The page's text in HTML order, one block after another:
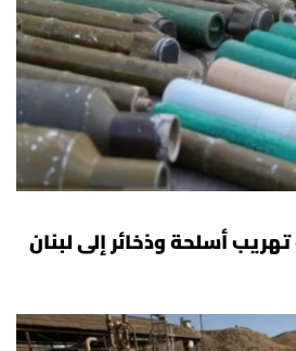
أسلحة وذخائر إلى لبنان